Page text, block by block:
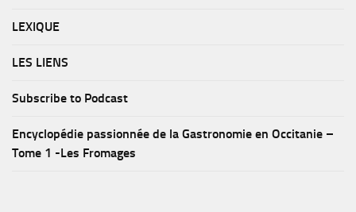
LEXIQUE
LES LIENS
Subscribe to Podcast
Encyclopédie passionnée de la Gastronomie en Occitanie –
Tome 1 -Les Fromages